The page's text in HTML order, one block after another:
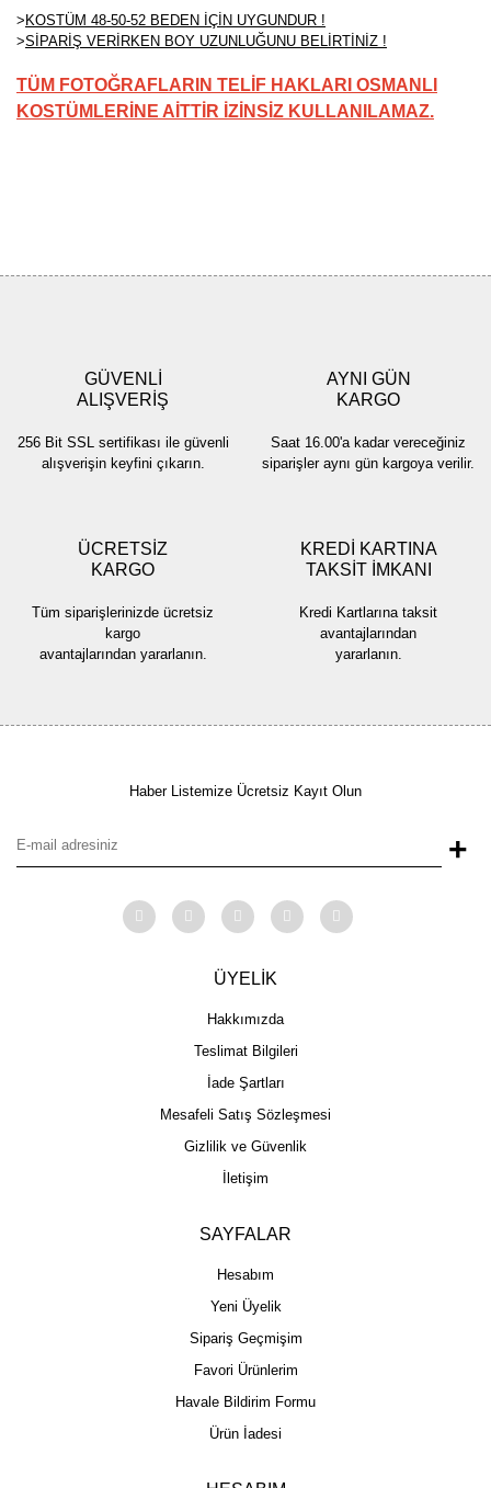
>KOSTÜM 48-50-52 BEDEN İÇİN UYGUNDUR !
>SİPARİŞ VERİRKEN BOY UZUNLUĞUNU BELİRTİNİZ !
TÜM FOTOĞRAFLARIN TELİF HAKLARI OSMANLI
KOSTÜMLERİNE AİTTİR İZİNSİZ KULLANILAMAZ.
Ürün bilgilerinde hatalar bulunuyor.
Ürün fiyatı diğer sitelerden daha pahalı.
Bu ürüne benzer farklı alternatifler olmalı.
GÜVENLİ
ALIŞVERİŞ
256 Bit SSL sertifikası ile güvenli
alışverişin keyfini çıkarın.
AYNI GÜN
KARGO
Saat 16.00'a kadar vereceğiniz
siparişler aynı gün kargoya verilir.
ÜCRETSİZ
KARGO
Tüm siparişlerinizde ücretsiz
kargo
avantajlarından yararlanın.
KREDİ KARTINA
TAKSİT İMKANI
Kredi Kartlarına taksit
avantajlarından
yararlanın.
Haber Listemize Ücretsiz Kayıt Olun
+
ÜYELİK
Hakkımızda
Teslimat Bilgileri
İade Şartları
Mesafeli Satış Sözleşmesi
Gizlilik ve Güvenlik
İletişim
SAYFALAR
Hesabım
Yeni Üyelik
Sipariş Geçmişim
Favori Ürünlerim
Havale Bildirim Formu
Ürün İadesi